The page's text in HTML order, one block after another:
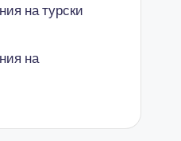
на турски
на